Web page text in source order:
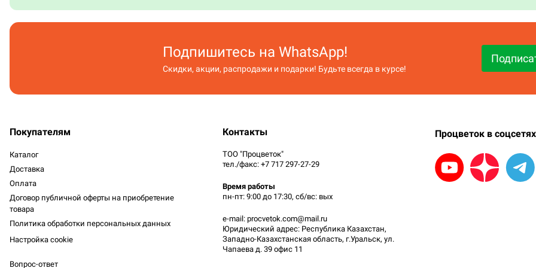
Подпишитесь на WhatsApp!
Скидки, акции, распродажи и подарки! Будьте всегда в курсе!
Покупателям
Каталог
Доставка
Оплата
Договор публичной оферты на приобретение
товара
Политика обработки персональных данных
Настройка cookie
Вопрос-ответ
Контакты
ТОО "Процветок"
тел./факс: +7 717 297-27-29
Время работы
пн-пт: 9:00 до 17:30, сб/вс: вых
e-mail: procvetok.com@mail.ru
Юридический адрес: Республика Казахстан,
Западно-Казахстанская область, г.Уральск, ул.
Чапаева д. 39 офис 11
Процветок в соцсетях